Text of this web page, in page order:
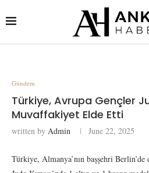
Gündem
Türkiye, Avrupa Gençler
Muvaffakiyet Elde Etti
written by Admin June 22, 2025
Türkiye, Almanya’nın başşehri